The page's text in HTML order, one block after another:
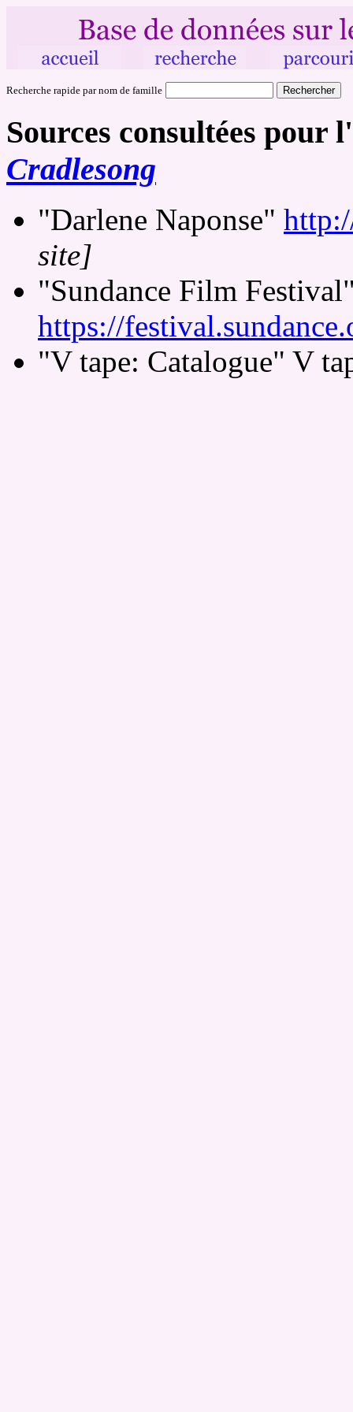
Recherche rapide par nom de famille
Sources consultées
Cradlesong
"Darlene Naponse"
site]
"Sundance Film
https://
"V tape: Catalogue" V